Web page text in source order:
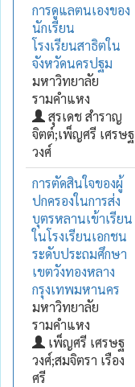
การดูแลตนเองของ
นักเรียน
โรงเรียนสาธิตใน
จังหวัดนครปฐม
มหาวิทยาลัย
รามคำแหง
สุรเดช สำราญ
จิตต์;เพ็ญศรี เศรษฐ
วงศ์
การตัดสินใจของผู้
ปกครองในการส่ง
บุตรหลานเข้าเรียน
ในโรงเรียนเอกชน
ระดับประถมศึกษา
เขตวังทองหลาง
กรุงเทพมหานคร
มหาวิทยาลัย
รามคำแหง
เพ็ญศรี เศรษฐ
วงศ์;สมจิตรา เรือง
ศรี